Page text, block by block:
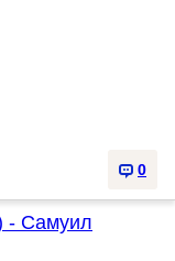
0
- Самуил